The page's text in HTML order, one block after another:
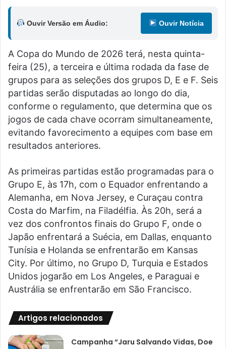
Ouvir Versão em Áudio: Ouvir Notícia
A Copa do Mundo de 2026 terá, nesta quinta-
feira (25), a terceira e última rodada da fase de
grupos para as seleções dos grupos D, E e F. Seis
partidas serão disputadas ao longo do dia,
conforme o regulamento, que determina que os
jogos de cada chave ocorram simultaneamente,
evitando favorecimento a equipes com base em
resultados anteriores.
As primeiras partidas estão programadas para o
Grupo E, às 17h, com o Equador enfrentando a
Alemanha, em Nova Jersey, e Curaçau contra
Costa do Marfim, na Filadélfia. Às 20h, será a
vez dos confrontos finais do Grupo F, onde o
Japão enfrentará a Suécia, em Dallas, enquanto
Tunísia e Holanda se enfrentarão em Kansas
City. Por último, no Grupo D, Turquia e Estados
Unidos jogarão em Los Angeles, e Paraguai e
Austrália se enfrentarão em São Francisco.
Artigos relacionados
Campanha “Jaru Salvando Vidas, Doe